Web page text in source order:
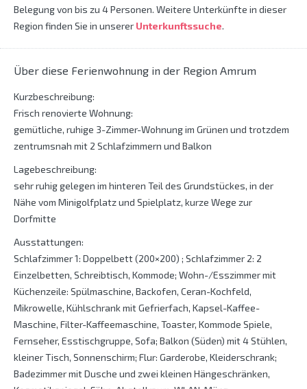
Belegung von bis zu 4 Personen. Weitere Unterkünfte in dieser
Region finden Sie in unserer Unterkunftssuche.
Über diese Ferienwohnung in der Region Amrum
Kurzbeschreibung:
Frisch renovierte Wohnung:
gemütliche, ruhige 3-Zimmer-Wohnung im Grünen und trotzdem
zentrumsnah mit 2 Schlafzimmern und Balkon
Lagebeschreibung:
sehr ruhig gelegen im hinteren Teil des Grundstückes, in der
Nähe vom Minigolfplatz und Spielplatz, kurze Wege zur
Dorfmitte
Ausstattungen:
Schlafzimmer 1: Doppelbett (200×200) ; Schlafzimmer 2: 2
Einzelbetten, Schreibtisch, Kommode; Wohn-/Esszimmer mit
Küchenzeile: Spülmaschine, Backofen, Ceran-Kochfeld,
Mikrowelle, Kühlschrank mit Gefrierfach, Kapsel-Kaffee-
Maschine, Filter-Kaffeemaschine, Toaster, Kommode Spiele,
Fernseher, Esstischgruppe, Sofa; Balkon (Süden) mit 4 Stühlen,
kleiner Tisch, Sonnenschirm; Flur: Garderobe, Kleiderschrank;
Badezimmer mit Dusche und zwei kleinen Hängeschränken,